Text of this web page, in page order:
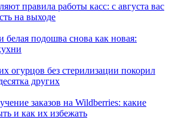
правила работы касс: с августа вас
на выходе
белая подошва снова как новая:
огурцов без стерилизации покорил
других
заказов на Wildberries: какие
и как их избежать